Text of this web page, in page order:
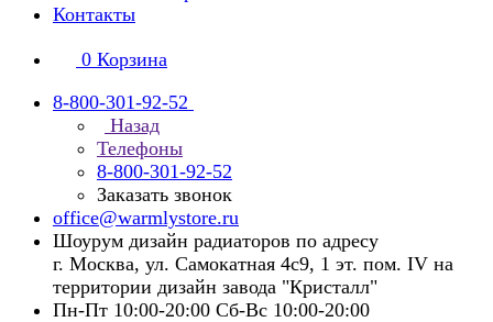
Контакты
0 Корзина
8-800-301-92-52
Назад
Телефоны
8-800-301-92-52
Заказать звонок
office@warmlystore.ru
Шоурум дизайн радиаторов по адресу
г. Москва, ул. Самокатная 4с9, 1 эт. пом. IV на
территории дизайн завода "Кристалл"
Пн-Пт 10:00-20:00 Сб-Вс 10:00-20:00